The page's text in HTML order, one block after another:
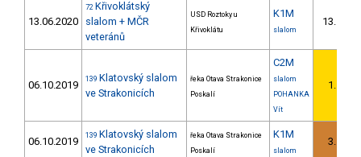
13.06.2020
72 Křivoklátský
slalom + MČR
veteránů
USD Roztoky u
Křivoklátu
K1M
slalom
13.
06.10.2019 139 Klatovský slalom
ve Strakonicích
řeka Otava Strakonice
Poskalí
C2M
slalom
POHANKA
Vít
1.
06.10.2019 139 Klatovský slalom
ve Strakonicích
řeka Otava Strakonice
Poskalí
K1M
slalom
3.